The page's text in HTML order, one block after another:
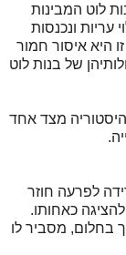
לוט המבינות
עריות ונכנסות
היא איסור חמור
של בנות לוט
מצד אחד
לפרעה חוזר
כאחותו.
בחלום, מסביר לו